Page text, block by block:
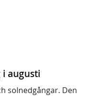
i augusti
solnedgångar. Den